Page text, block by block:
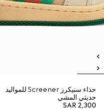
حذاء سنيكرز Screener للمواليد
حديثي المشي
SAR 2,300